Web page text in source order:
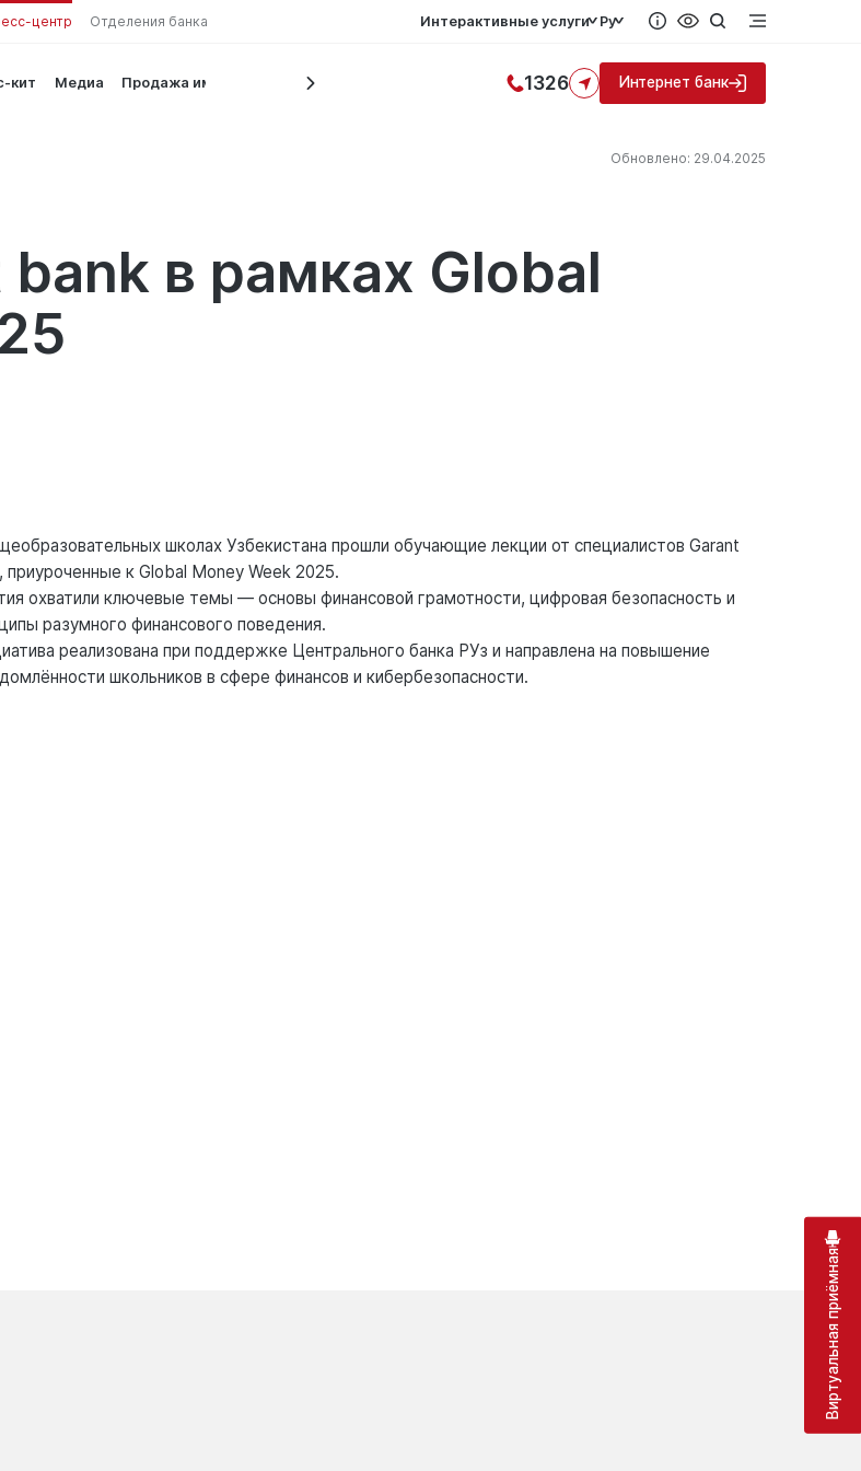
центр Отделения банка Интерактивные услуги Ру
кит Медиа Продажа имущества 1326 Интернет банк
Обновлено: 29.04.2025
в рамках Global
школах Узбекистана прошли обучающие лекции от специалистов Garant
приуроченные к Global Money Week 2025.
охватили ключевые темы — основы финансовой грамотности, цифровая безопасность и
разумного финансового поведения.
реализована при поддержке Центрального банка РУз и направлена на повышение
школьников в сфере финансов и кибербезопасности.
Виртуальная приёмная